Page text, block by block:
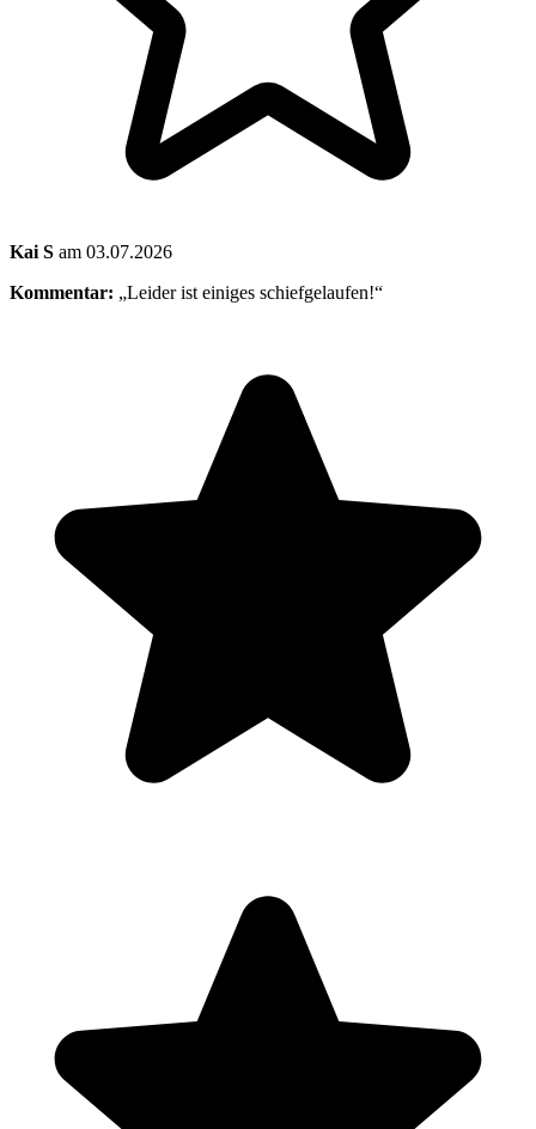
Kai S am 03.07.2026
Kommentar: „Leider ist einiges schiefgelaufen!“